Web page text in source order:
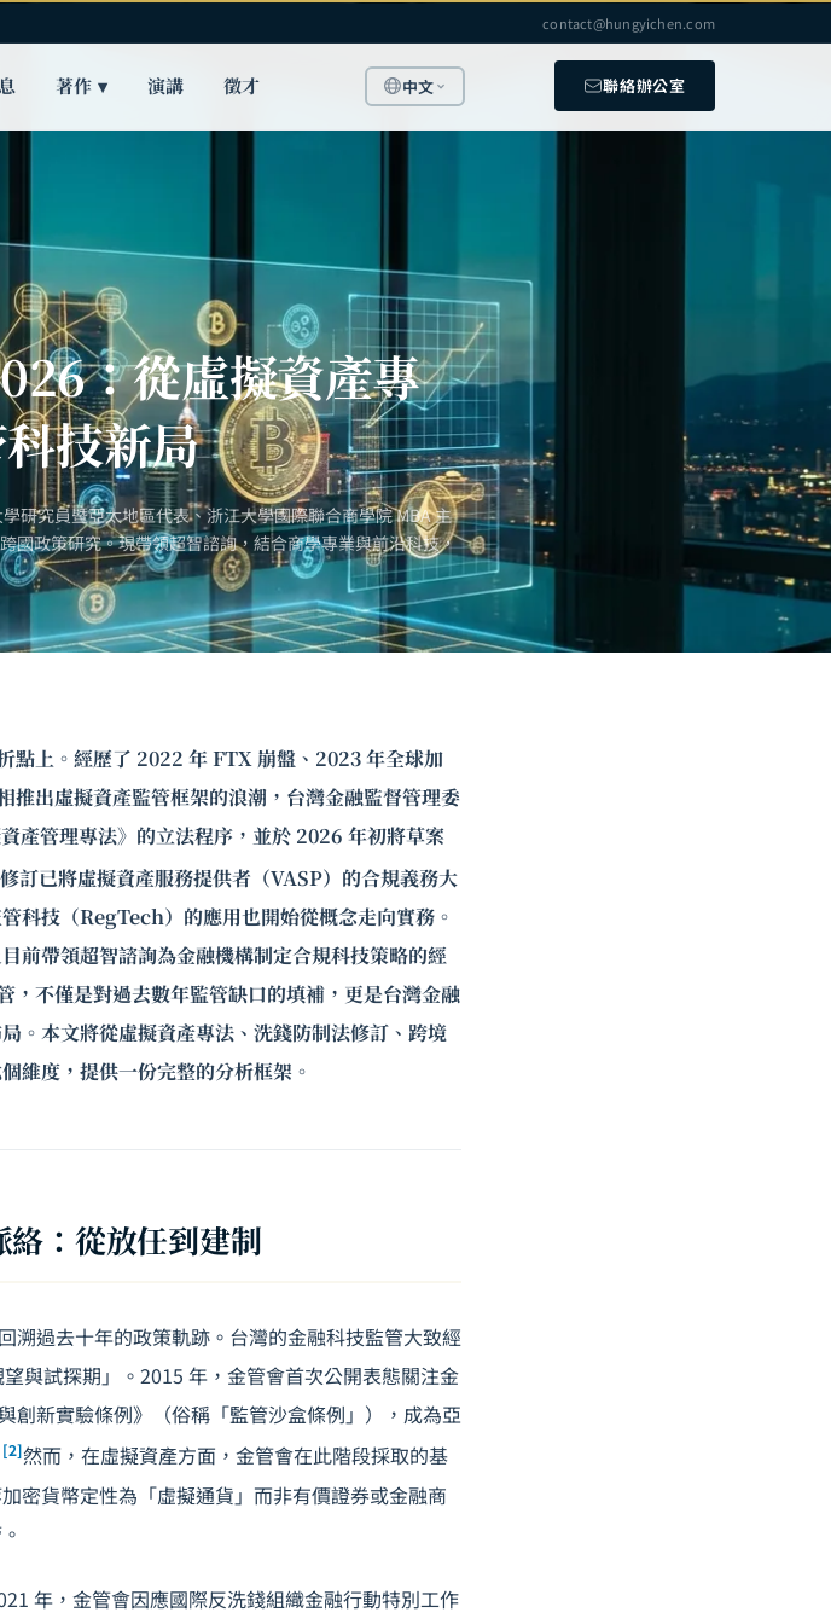
contact@hungyichen.com
著作 ▾ 演講 徵才 中文 聯絡辦公室
：從虛擬資產專
技新局
研究員暨亞太地區代表、浙江大學國際聯合商學院 MBA 主
國政策研究。現帶領超智諮詢，結合商學專業與前沿科技，
點上。經歷了 2022 年 FTX 崩盤、2023 年全球加
出虛擬資產監管框架的浪潮，台灣金融監督管理委
產管理專法》的立法程序，並於 2026 年初將草案
訂已將虛擬資產服務提供者（VASP）的合規義務大
科技（RegTech）的應用也開始從概念走向實務。
前帶領超智諮詢為金融機構制定合規科技策略的經
不僅是對過去數年監管缺口的填補，更是台灣金融
。本文將從虛擬資產專法、洗錢防制法修訂、跨境
維度，提供一份完整的分析框架。
：從放任到建制
溯過去十年的政策軌跡。台灣的金融科技監管大致經
與試探期」。2015 年，金管會首次公開表態關注金
創新實驗條例》（俗稱「監管沙盒條例」），成為亞
[2]然而，在虛擬資產方面，金管會在此階段採取的基
貨幣定性為「虛擬通貨」而非有價證券或金融商
年，金管會因應國際反洗錢組織金融行動特別工作